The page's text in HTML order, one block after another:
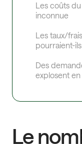
Les coûts
inconnue
Les taux/
pourraient-
Des
explosent
Le